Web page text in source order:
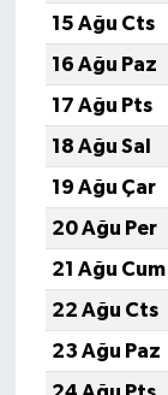
15 Ağu Cts
16 Ağu Paz
17 Ağu Pts
18 Ağu Sal
19 Ağu Çar
20 Ağu Per
21 Ağu Cum
22 Ağu Cts
23 Ağu Paz